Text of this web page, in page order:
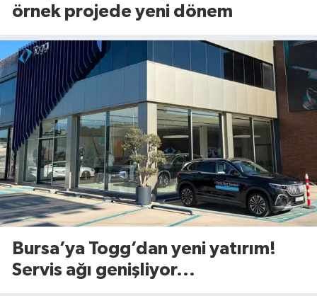
örnek projede yeni dönem
Bursa’ya Togg’dan yeni yatırım!
Servis ağı genişliyor...